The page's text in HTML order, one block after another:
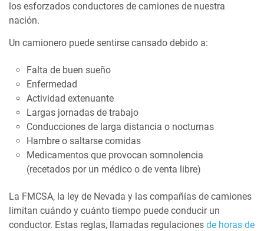
los esforzados conductores de camiones de nuestra
nación.
Un camionero puede sentirse cansado debido a:
Falta de buen sueño
Enfermedad
Actividad extenuante
Largas jornadas de trabajo
Conducciones de larga distancia o nocturnas
Hambre o saltarse comidas
Medicamentos que provocan somnolencia
(recetados por un médico o de venta libre)
La FMCSA, la ley de Nevada y las compañías de camiones
limitan cuándo y cuánto tiempo puede conducir un
conductor. Estas reglas, llamadas regulaciones de horas de